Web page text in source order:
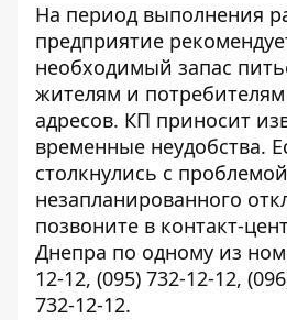
На период выполнения
предприятие
необходимый запас
жителям и
адресов. КП приносит
временные неудобства.
столкнулись с проблемой
незапланированного
позвоните в контакт-
Днепра по одному из
12-12, (095) 732-12-12,
732-12-12.